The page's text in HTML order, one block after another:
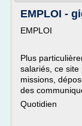
EMPLOI -
EMPLOI
Plus
salariés, ce
missions,
des
Quotidien